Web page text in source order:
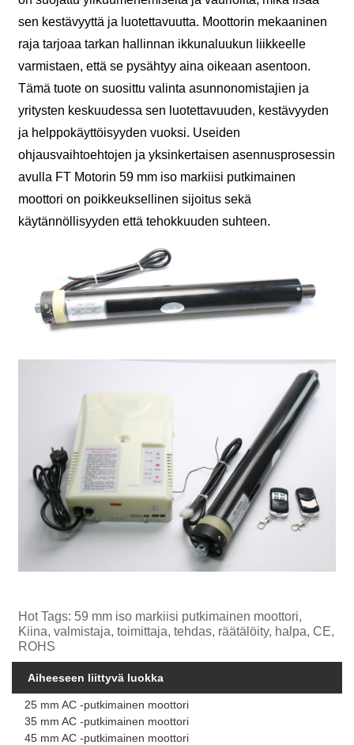
sen kestävyyttä ja luotettavuutta. Moottorin mekaaninen
raja tarjoaa tarkan hallinnan ikkunaluukun liikkeelle
varmistaen, että se pysähtyy aina oikeaan asentoon.
Tämä tuote on suosittu valinta asunnonomistajien ja
yritysten keskuudessa sen luotettavuuden, kestävyyden
ja helppokäyttöisyyden vuoksi. Useiden
ohjausvaihtoehtojen ja yksinkertaisen asennusprosessin
avulla FT Motorin 59 mm iso markiisi putkimainen
moottori on poikkeuksellinen sijoitus sekä
käytännöllisyyden että tehokkuuden suhteen.
Hot Tags: 59 mm iso markiisi putkimainen moottori,
Kiina, valmistaja, toimittaja, tehdas, räätälöity, halpa, CE,
ROHS
Aiheeseen liittyvä luokka
25 mm AC -putkimainen moottori
35 mm AC -putkimainen moottori
45 mm AC -putkimainen moottori